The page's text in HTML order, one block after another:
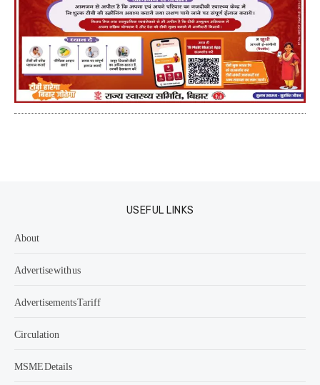
USEFUL LINKS
About
Advertise with us
Advertisements Tariff
Circulation
MSME Details